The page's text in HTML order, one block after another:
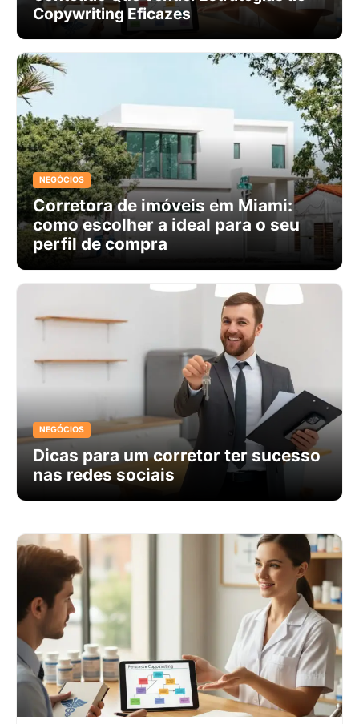
Copywriting Eficazes
NEGÓCIOS
Corretora de imóveis em Miami:
como escolher a ideal para o seu
perfil de compra
NEGÓCIOS
Dicas para um corretor ter sucesso
nas redes sociais